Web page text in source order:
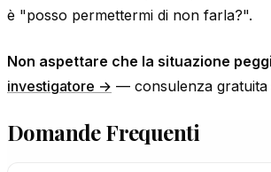
è "posso permettermi di non farla?".
Non aspettare che la situazione
investigatore → — consulenza gratuita
Domande Frequenti